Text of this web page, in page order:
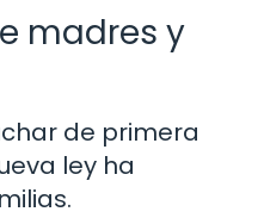
madres y
de primera
ley ha